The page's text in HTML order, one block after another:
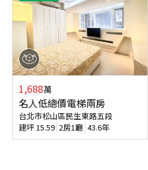
1,688萬
名人低總價電梯兩房
台北市松山區民生東路五段
建坪15.59 2房1廳 43.6年